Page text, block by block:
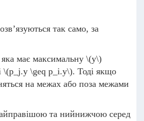
так само, за
має максимальну \(y\)
\(p_j.y \geq p_i.y\). Тоді якщо
на межах або поза межами
та нийнижчою серед